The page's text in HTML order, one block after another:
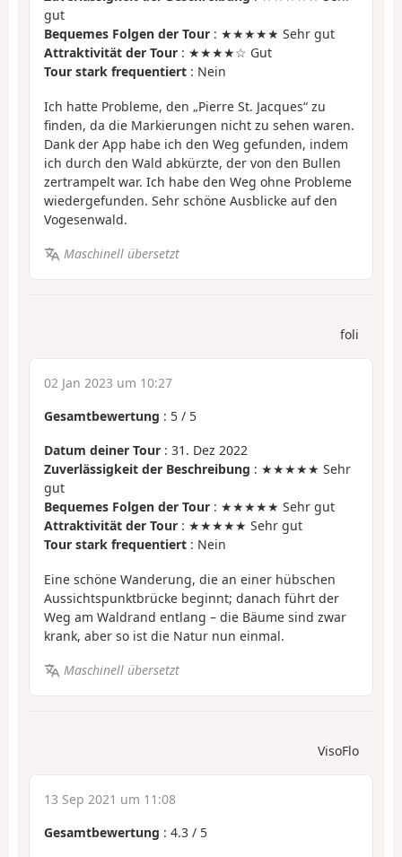
gut
Bequemes Folgen der Tour : ★★★★★ Sehr gut
Attraktivität der Tour : ★★★★☆ Gut
Tour stark frequentiert : Nein
Ich hatte Probleme, den „Pierre St. Jacques“ zu
finden, da die Markierungen nicht zu sehen waren.
Dank der App habe ich den Weg gefunden, indem
ich durch den Wald abkürzte, der von den Bullen
zertrampelt war. Ich habe den Weg ohne Probleme
wiedergefunden. Sehr schöne Ausblicke auf den
Vogesenwald.
Maschinell übersetzt
foli
02 Jan 2023 um 10:27
Gesamtbewertung : 5 / 5
Datum deiner Tour : 31. Dez 2022
Zuverlässigkeit der Beschreibung : ★★★★★ Sehr
gut
Bequemes Folgen der Tour : ★★★★★ Sehr gut
Attraktivität der Tour : ★★★★★ Sehr gut
Tour stark frequentiert : Nein
Eine schöne Wanderung, die an einer hübschen
Aussichtspunktbrücke beginnt; danach führt der
Weg am Waldrand entlang – die Bäume sind zwar
krank, aber so ist die Natur nun einmal.
Maschinell übersetzt
VisoFlo
13 Sep 2021 um 11:08
Gesamtbewertung : 4.3 / 5